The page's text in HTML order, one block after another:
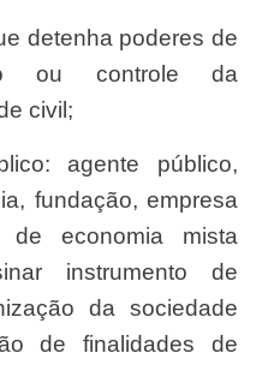
ou controle da
civil;
fundação, empresa
de economia mista
instrumento de
da sociedade
de finalidades de